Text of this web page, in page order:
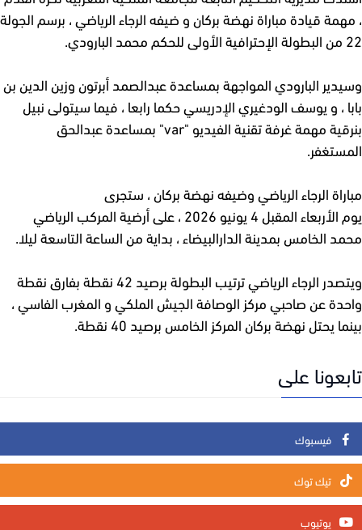
قيادة مباراة نهضة بركان و ضيفه الرجاء الرياضي ، برسم الجولة
البارودي المواجهة بمساعدة عبدالصمد أبرتون وزين الدين بن
، و يوسف الودغيري الإدريسي حكما رابعا ، فيما سيتولى نبيل
بنرقية مهمة غرفة تقنية الفيديو "var" بمساعدة عبدالحق
الرجاء الرياضي وضيفه نهضة بركان ، ستجرى
يوم الأربعاء المقبل 4 يونيو 2026 ، على أرضية المركب الرياضي
الخامس بمدينة الدارالبيضاء ، بداية من الساعة التاسعة ليلا.
ويتصدر الرجاء الرياضي ترتيب البطولة برصيد 42 نقطة بفارق نقطة
عن صاحبي مركز الوصافة الجيش الملكي و المغرب الفاسي ،
يحتل نهضة بركان المركز الخامس برصيد 40 نقطة.
على
فيسبوك
تيك توك
يوتيوب